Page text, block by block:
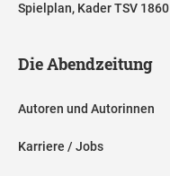
Spielplan, Kader TSV 1860
Die Abendzeitung
Autoren und Autorinnen
Karriere / Jobs